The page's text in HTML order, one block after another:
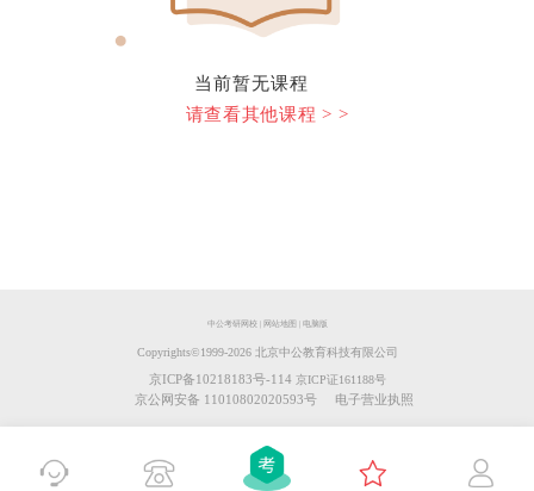
当前暂无课程
请查看其他课程 > >
中公考研网校| 网站地图 | 电脑版
Copyrights©️1999-2026北京中公教育科技有限公司
京ICP备10218183号-114 京ICP证161188号
京公网安备 11010802020593号 电子营业执照